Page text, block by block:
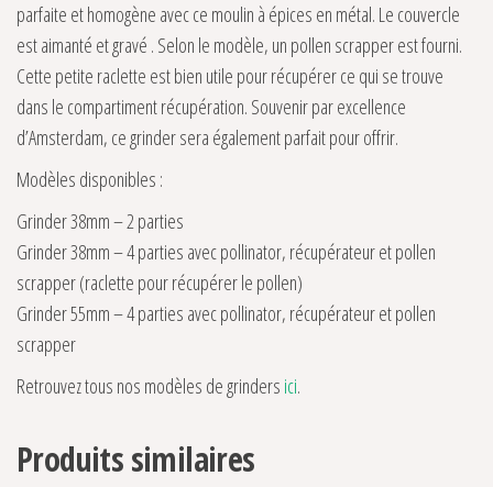
parfaite et homogène avec ce moulin à épices en métal. Le couvercle
est aimanté et gravé . Selon le modèle, un pollen scrapper est fourni.
Cette petite raclette est bien utile pour récupérer ce qui se trouve
dans le compartiment récupération. Souvenir par excellence
d’Amsterdam, ce grinder sera également parfait pour offrir.
Modèles disponibles :
Grinder 38mm – 2 parties
Grinder 38mm – 4 parties avec pollinator, récupérateur et pollen
scrapper (raclette pour récupérer le pollen)
Grinder 55mm – 4 parties avec pollinator, récupérateur et pollen
scrapper
Retrouvez tous nos modèles de grinders ici.
Produits similaires